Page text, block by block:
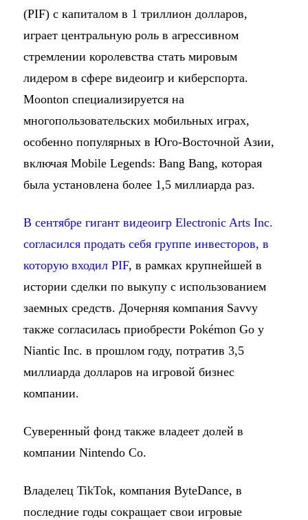
(PIF) с капиталом в 1 триллион долларов,
играет центральную роль в агрессивном
стремлении королевства стать мировым
лидером в сфере видеоигр и киберспорта.
Moonton специализируется на
многопользовательских мобильных играх,
особенно популярных в Юго-Восточной Азии,
включая Mobile Legends: Bang Bang, которая
была установлена ​​более 1,5 миллиарда раз.
В сентябре гигант видеоигр Electronic Arts Inc.
согласился продать себя группе инвесторов, в
которую входил PIF, в рамках крупнейшей в
истории сделки по выкупу с использованием
заемных средств. Дочерняя компания Savvy
также согласилась приобрести Pokémon Go у
Niantic Inc. в прошлом году, потратив 3,5
миллиарда долларов на игровой бизнес
компании.
Суверенный фонд также владеет долей в
компании Nintendo Co.
Владелец TikTok, компания ByteDance, в
последние годы сокращает свои игровые